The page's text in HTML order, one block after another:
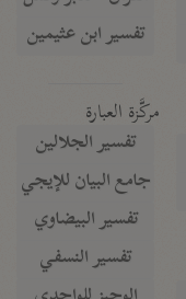
تفسير ابن عثيمين
مركَّزة العبارة
تفسير الجلالين
جامع البيان للإيجي
تفسير البيضاوي
تفسير النسفي